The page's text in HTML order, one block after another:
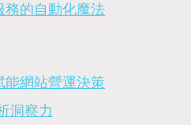
務的自動化魔法
能網站營運決策
洞察力